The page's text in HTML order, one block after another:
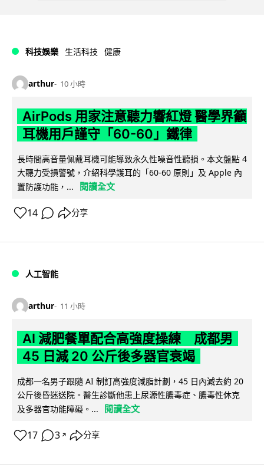
科技娛樂 生活科技 健康
arthur 10 小時
AirPods 用家注意聽力響紅燈 醫學界籲
耳機用戶謹守「60-60」鐵律
長時間高音量佩戴耳機可能導致永久性噪音性聽損。本文盤點 4
大聽力受損警號，介紹科學護耳的「60-60 原則」及 Apple 內
置防護功能，...
閱讀全文
14 分享
人工智能
arthur 11 小時
AI 減肥餐單配合高強度操練 成都男
45 日減 20 公斤後多器官衰竭
成都一名男子跟隨 AI 制訂高強度減脂計劃，45 日內減去約 20
公斤後昏迷送院。醫生診斷他患上尿源性膿毒症、膿毒性休克
及多器官功能障礙。...
閱讀全文
17 3 ↗ 分享